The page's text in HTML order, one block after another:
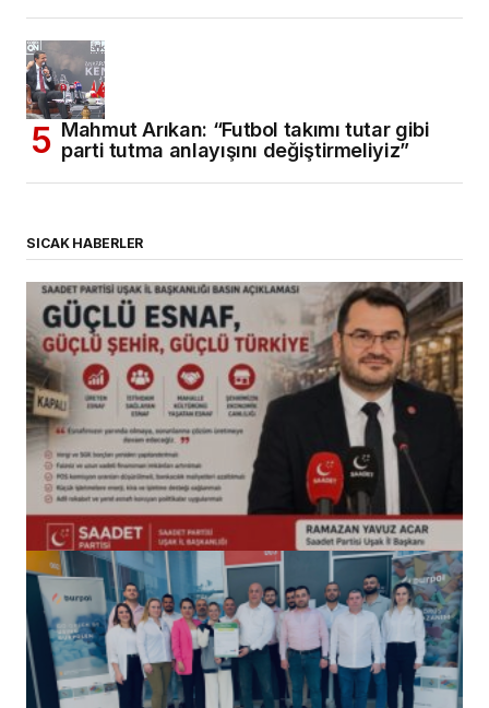
Mahmut Arıkan: “Futbol takımı tutar gibi
parti tutma anlayışını değiştirmeliyiz”
SICAK HABERLER
(başlıksız)
Alaattin Karahan tarafından 14/07/2026